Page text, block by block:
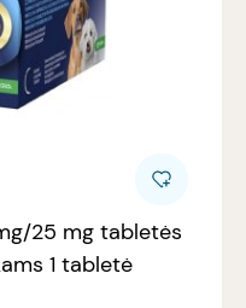
25 mg tabletės
1 tabletė